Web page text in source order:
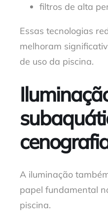
filtros de alta
Essas tecnologias
melhoram
de uso da piscina.
A iluminação
papel fundamental
piscina.